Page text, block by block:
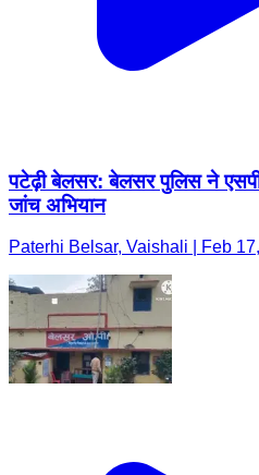
पटेढ़ी बेलसर: बेलसर पुलिस ने एसपी
जांच अभियान
Paterhi Belsar, Vaishali | Feb